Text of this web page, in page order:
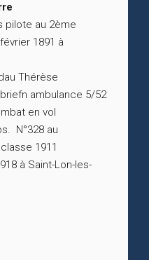
pilote au 2ème
1891 à
Thérèse
ambulance 5/52
en vol
N°328 au
1911
à Saint-Lon-les-